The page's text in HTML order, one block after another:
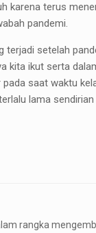
karena terus
pandemi.
terjadi setelah
kita ikut serta
saat waktu
lama
rangka